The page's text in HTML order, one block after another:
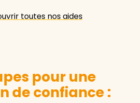
toutes nos aides
pour une
de confiance :